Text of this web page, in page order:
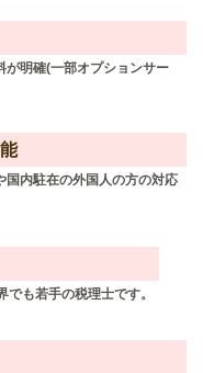
が明確(一部オプションサー
国内駐在の外国人の方の対応
も若手の税理士です。